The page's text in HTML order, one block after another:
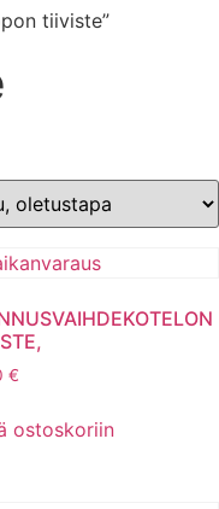
tiiviste”
€
ostoskoriin